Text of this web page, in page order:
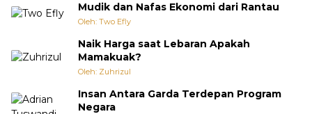
Mudik dan Nafas Ekonomi dari Rantau
Oleh: Two Efly
Naik Harga saat Lebaran Apakah
Mamakuak?
Oleh: Zuhrizul
Insan Antara Garda Terdepan Program
Negara